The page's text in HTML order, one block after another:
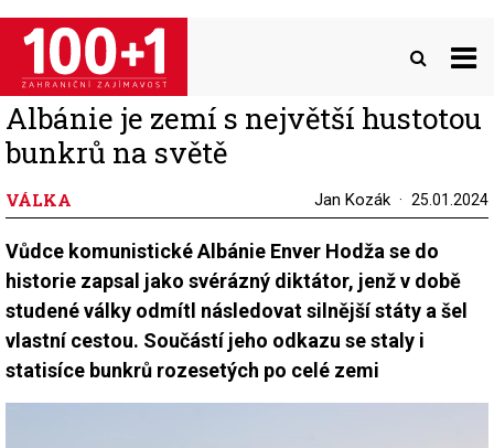
Přejít
hlavnímu
obsahu
Albánie je zemí s největší hustotou
bunkrů na světě
VÁLKA Jan Kozák 25.01.2024
Vůdce komunistické Albánie Enver Hodža se do
historie zapsal jako svérázný diktátor, jenž v době
studené války odmítl následovat silnější státy a šel
vlastní cestou. Součástí jeho odkazu se staly i
statisíce bunkrů rozesetých po celé zemi